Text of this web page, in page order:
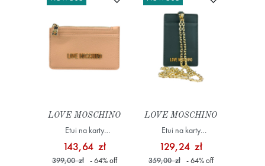
LOVE MOSCHINO
Etui na karty
JC5614PP1NLD0104
Beżowy
143,64 zł
399,00 zł - 64%off
LOVE MOSCHINO
Etui na karty
JC5685PP0NKD0850
Zielony
129,24 zł
359,00 zł - 64%off